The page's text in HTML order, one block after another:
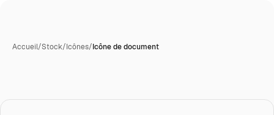
Accueil/Stock/Icônes/Icône de document